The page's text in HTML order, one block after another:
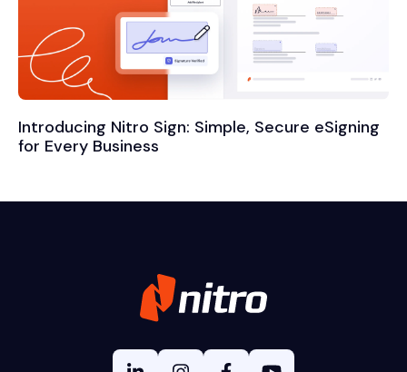
Introducing Nitro Sign: Simple, Secure eSigning
for Every Business